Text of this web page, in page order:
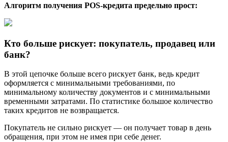
Алгоритм получения POS-кредита предельно прост:
Кто больше рискует: покупатель, продавец или
банк?
В этой цепочке больше всего рискует банк, ведь кредит
оформляется с минимальными требованиями, по
минимальному количеству документов и с минимальными
временными затратами. По статистике большое количество
таких кредитов не возвращается.
Покупатель не сильно рискует — он получает товар в день
обращения, при этом не имея при себе денег.